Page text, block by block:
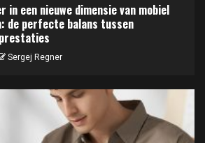
in een nieuwe dimensie van mobiel
de perfecte balans tussen
Sergej Regner